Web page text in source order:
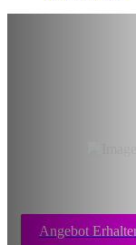
Angebot